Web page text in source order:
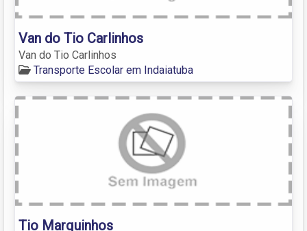
Van do Tio Carlinhos
Van do Tio Carlinhos
Transporte Escolar em Indaiatuba
Tio Marquinhos